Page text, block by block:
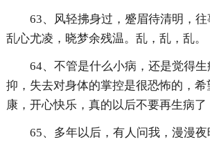
63、风轻拂身过，蹙眉待清明，
乱心尤凌，晓梦余残温。乱，乱，乱。
64、不管是什么小病，还是觉得
抑，失去对身体的掌控是很恐怖的，
康，开心快乐，真的以后不要再生病了
65、多年以后，有人问我，漫漫